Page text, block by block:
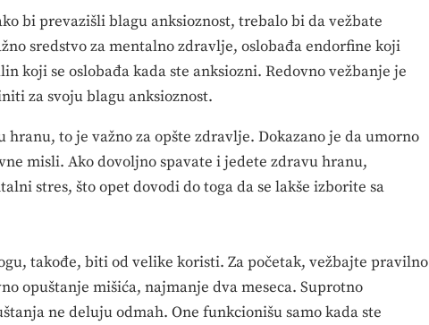
bi prevazišli blagu anksioznost, trebalo bi da vežbate
sredstvo za mentalno zdravlje, oslobađa endorfine koji
koji se oslobađa kada ste anksiozni. Redovno vežbanje je
za svoju blagu anksioznost.
to je važno za opšte zdravlje. Dokazano je da umorno
misli. Ako dovoljno spavate i jedete zdravu hranu,
stres, što opet dovodi do toga da se lakše izborite sa
takođe, biti od velike koristi. Za početak, vežbajte pravilno
opuštanje mišića, najmanje dva meseca. Suprotno
ne deluju odmah. One funkcionišu samo kada ste